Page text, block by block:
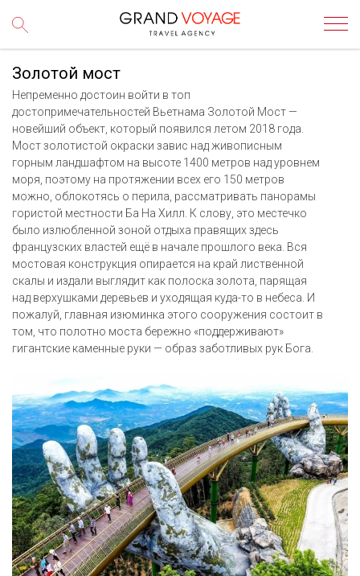
Золотой мост
Непременно достоин войти в топ
достопримечательностей Вьетнама Золотой Мост —
новейший объект, который появился летом 2018 года.
Мост золотистой окраски завис над живописным
горным ландшафтом на высоте 1400 метров над уровнем
моря, поэтому на протяжении всех его 150 метров
можно, облокотясь о перила, рассматривать панорамы
гористой местности Ба На Хилл. К слову, это местечко
было излюбленной зоной отдыха правящих здесь
французских властей ещё в начале прошлого века. Вся
мостовая конструкция опирается на край лиственной
скалы и издали выглядит как полоска золота, парящая
над верхушками деревьев и уходящая куда-то в небеса. И
пожалуй, главная изюминка этого сооружения состоит в
том, что полотно моста бережно «поддерживают»
гигантские каменные руки — образ заботливых рук Бога.